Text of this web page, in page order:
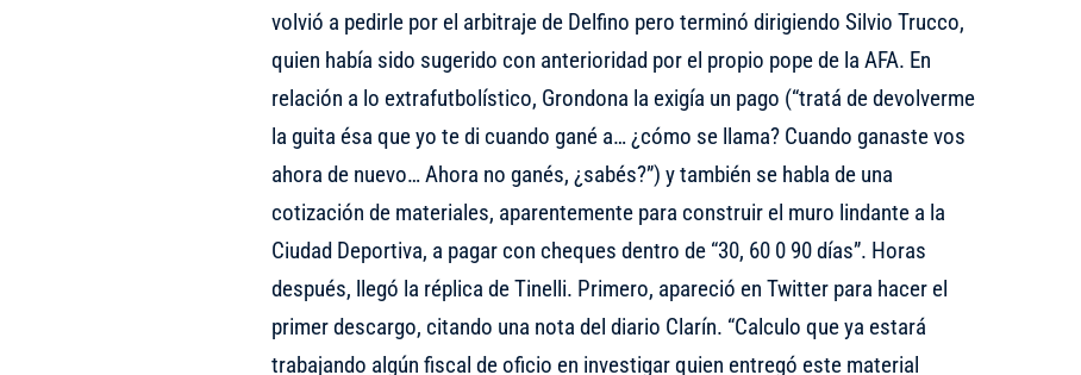
volvió a pedirle por el arbitraje de Delfino pero terminó dirigiendo Silvio Trucco,
quien había sido sugerido con anterioridad por el propio pope de la AFA. En
relación a lo extrafutbolístico, Grondona la exigía un pago (“tratá de devolverme
la guita ésa que yo te di cuando gané a… ¿cómo se llama? Cuando ganaste vos
ahora de nuevo… Ahora no ganés, ¿sabés?”) y también se habla de una
cotización de materiales, aparentemente para construir el muro lindante a la
Ciudad Deportiva, a pagar con cheques dentro de “30, 60 0 90 días”. Horas
después, llegó la réplica de Tinelli. Primero, apareció en Twitter para hacer el
primer descargo, citando una nota del diario Clarín. “Calculo que ya estará
trabajando algún fiscal de oficio en investigar quien entregó este material